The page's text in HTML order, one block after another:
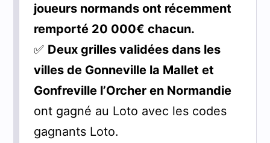
joueurs normands ont récemment
remporté 20 000€ chacun.
✅ Deux grilles validées dans les
villes de Gonneville la Mallet et
Gonfreville l’Orcher en Normandie
ont gagné au Loto avec les codes
gagnants Loto.